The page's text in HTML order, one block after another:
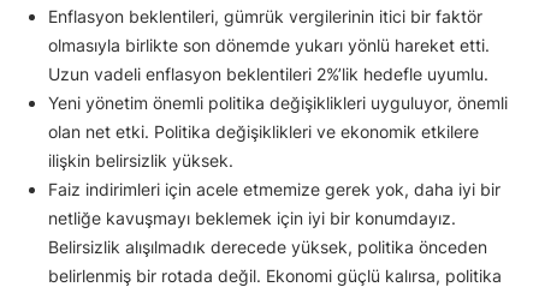
Enflasyon beklentileri, gümrük vergilerinin itici bir faktör
olmasıyla birlikte son dönemde yukarı yönlü hareket etti.
Uzun vadeli enflasyon beklentileri 2%’lik hedefle uyumlu.
Yeni yönetim önemli politika değişiklikleri uyguluyor, önemli
olan net etki. Politika değişiklikleri ve ekonomik etkilere
ilişkin belirsizlik yüksek.
Faiz indirimleri için acele etmemize gerek yok, daha iyi bir
netliğe kavuşmayı beklemek için iyi bir konumdayız.
Belirsizlik alışılmadık derecede yüksek, politika önceden
belirlenmiş bir rotada değil. Ekonomi güçlü kalırsa, politika